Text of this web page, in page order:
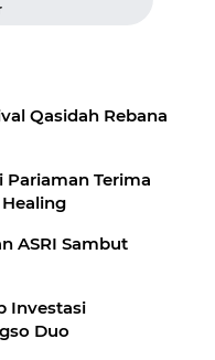
Qasidah Rebana
Pariaman Terima
ASRI Sambut
Investasi
Duo